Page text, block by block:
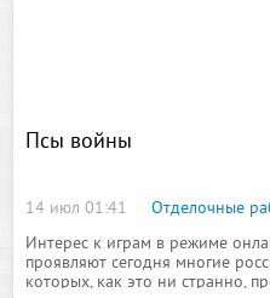
Псы войны
14 июл 01:41
Отделочные
Интерес к играм в режиме
проявляют сегодня многие
которых, как это ни странно,